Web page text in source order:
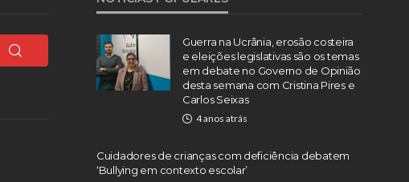
Guerra na Ucrânia, erosão costeira
e eleições legislativas são os temas
em debate no Governo de Opinião
desta semana com Cristina Pires e
Carlos Seixas
4 anos atrás
Cuidadores de crianças com deficiência debatem
‘Bullying em contexto escolar’